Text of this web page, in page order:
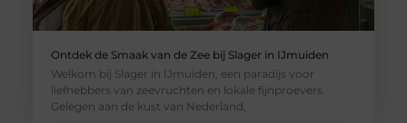
Ontdek de Smaak van de Zee bij Slager in IJmuiden
Welkom bij Slager in IJmuiden, een paradijs voor
liefhebbers van zeevruchten en lokale fijnproevers.
Gelegen aan de kust van Nederland,